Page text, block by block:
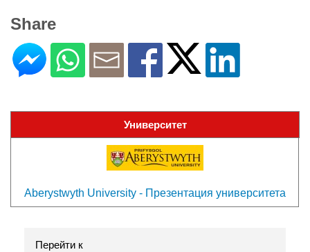
Share
Университет
Aberystwyth University - Презентация университета
Перейти к